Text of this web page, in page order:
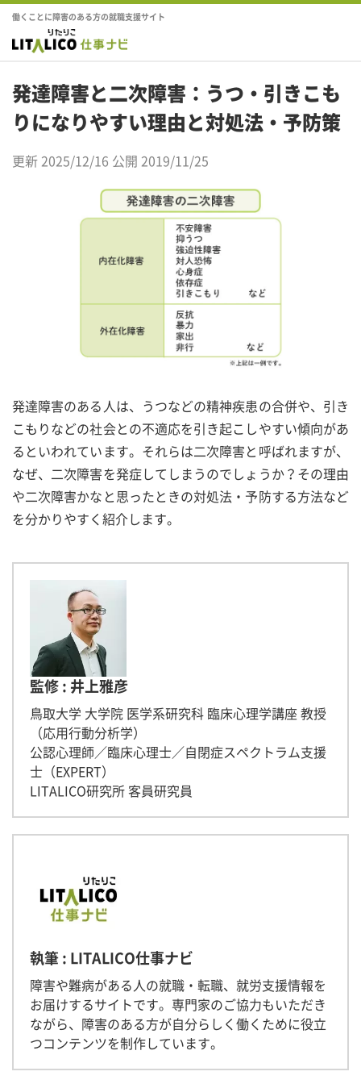
働くことに障害のある方の就職支援サイト
発達障害と二次障害：うつ・引きこも
りになりやすい理由と対処法・予防策
更新 2025/12/16 公開 2019/11/25
発達障害のある人は、うつなどの精神疾患の合併や、引き
こもりなどの社会との不適応を引き起こしやすい傾向があ
るといわれています。それらは二次障害と呼ばれますが、
なぜ、二次障害を発症してしまうのでしょうか？その理由
や二次障害かなと思ったときの対処法・予防する方法など
を分かりやすく紹介します。
監修 : 井上雅彦
鳥取大学 大学院 医学系研究科 臨床心理学講座 教授
（応用行動分析学）
公認心理師／臨床心理士／自閉症スペクトラム支援
士（EXPERT）
LITALICO研究所 客員研究員
執筆 : LITALICO仕事ナビ
障害や難病がある人の就職・転職、就労支援情報を
お届けするサイトです。専門家のご協力もいただき
ながら、障害のある方が自分らしく働くために役立
つコンテンツを制作しています。